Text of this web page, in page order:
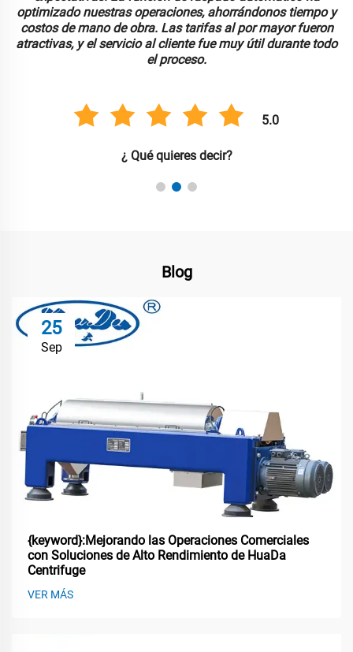
optimizado nuestras operaciones, ahorrándonos tiempo y
costos de mano de obra. Las tarifas al por mayor fueron
atractivas, y el servicio al cliente fue muy útil durante todo
el proceso.
5.0
¿ Qué quieres decir?
Blog
25
Sep
{keyword}:Mejorando las Operaciones Comerciales
con Soluciones de Alto Rendimiento de HuaDa
Centrifuge
VER MÁS